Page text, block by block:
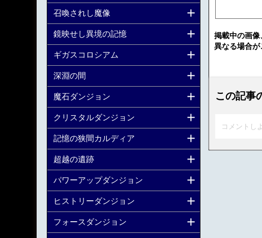
掲載中の画
異なる場合が
この記事
コメントし
召喚されし魔像
鏡映せし異境の記憶
ギガスコロシアム
深淵の間
魔石ダンジョン
クリスタルダンジョン
記憶の狭間カルディア
超越の遺跡
パワーアップダンジョン
ヒストリーダンジョン
フォースダンジョン